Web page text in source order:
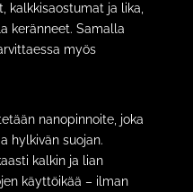
kalkkisaostumat ja lika,
keränneet. Samalla
myös
nanopinnoite, joka
hylkivän suojan.
kalkin ja lian
käyttöikää – ilman